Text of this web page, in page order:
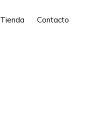
Tienda Contacto